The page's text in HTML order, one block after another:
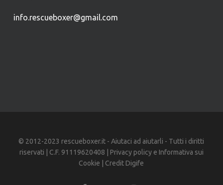
info.rescueboxer@gmail.com
© 2012-2023 rescueboxer.it - Aiutaci ad aiutarli - Tutti i diritti
riservati | C.F. 91119620408 | Privacy policye Informativa sui
Cookie | Credit Digife